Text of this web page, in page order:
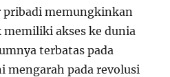
memungkinkan
akses ke dunia
terbatas pada
mengarah pada revolusi